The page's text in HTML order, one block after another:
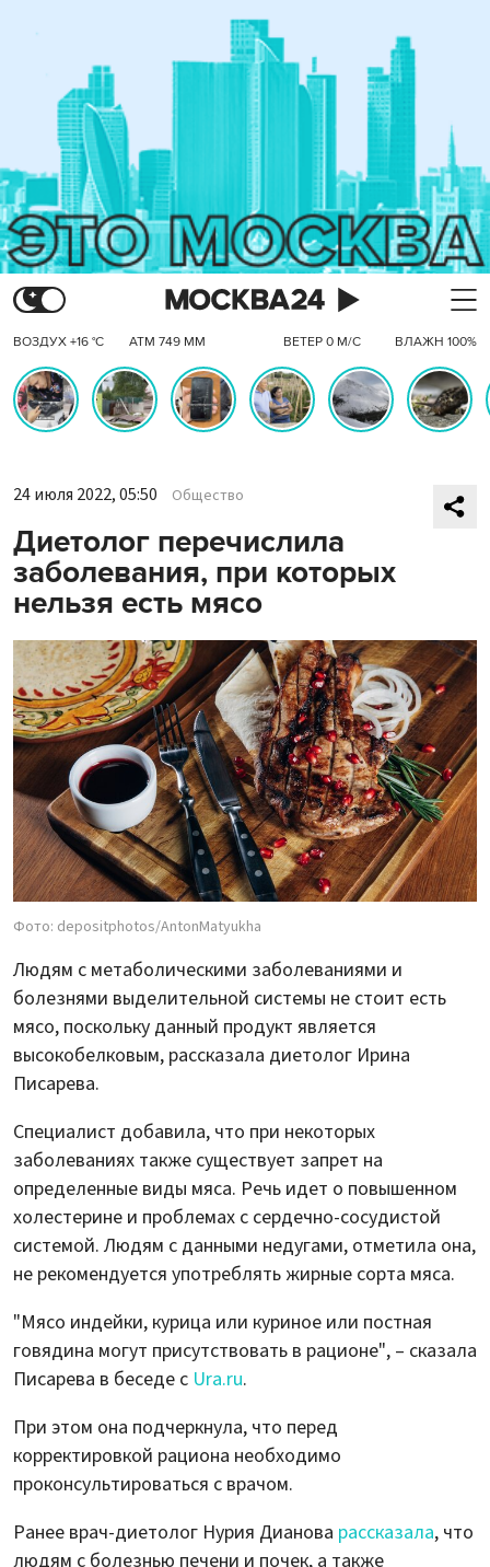
ВОЗДУХ +16 °C АТМ 749 ММ ВЕТЕР 0 М/С ВЛАЖН 100%
24 июля 2022, 05:50 Общество
Диетолог перечислила
заболевания, при которых
нельзя есть мясо
Фото: depositphotos/AntonMatyukha
Людям с метаболическими заболеваниями и
болезнями выделительной системы не стоит есть
мясо, поскольку данный продукт является
высокобелковым, рассказала диетолог Ирина
Писарева.
Специалист добавила, что при некоторых
заболеваниях также существует запрет на
определенные виды мяса. Речь идет о повышенном
холестерине и проблемах с сердечно-сосудистой
системой. Людям с данными недугами, отметила она,
не рекомендуется употреблять жирные сорта мяса.
"Мясо индейки, курица или куриное или постная
говядина могут присутствовать в рационе", – сказала
Писарева в беседе с Ura.ru.
При этом она подчеркнула, что перед
корректировкой рациона необходимо
проконсультироваться с врачом.
Ранее врач-диетолог Нурия Дианова рассказала, что
людям с болезнью печени и почек, а также